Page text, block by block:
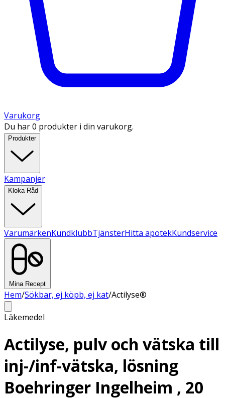
Varukorg
Du har 0 produkter i din varukorg.
Produkter
Kampanjer
Kloka Råd
VarumärkenKundklubbTjänsterHitta apotekKundservice
Mina Recept
Hem/Sökbar, ej köpb, ej kat/Actilyse®
Läkemedel
Actilyse, pulv och vätska till
inj-/inf-vätska, lösning
Boehringer Ingelheim , 20